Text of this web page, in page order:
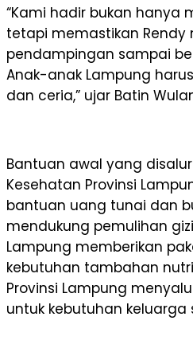
“Kami hadir bukan hanya
tetapi memastikan Rendy
pendampingan sampai
Anak-anak Lampung
dan ceria,” ujar Batin
Bantuan awal yang
Kesehatan Provinsi
bantuan uang tunai dan
mendukung pemulihan gizi.
Lampung memberikan
kebutuhan tambahan
Provinsi Lampung
untuk kebutuhan keluarga